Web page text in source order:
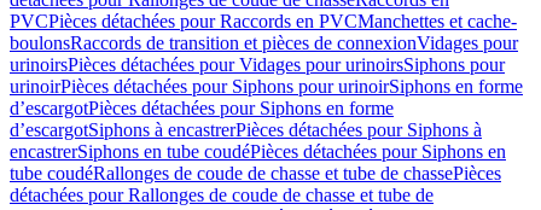
PVCPièces détachées pour Raccords en PVCManchettes et cache-
boulonsRaccords de transition et pièces de connexionVidages pour
urinoirsPièces détachées pour Vidages pour urinoirsSiphons pour
urinoirPièces détachées pour Siphons pour urinoirSiphons en forme
d’escargotPièces détachées pour Siphons en forme
d’escargotSiphons à encastrerPièces détachées pour Siphons à
encastrerSiphons en tube coudéPièces détachées pour Siphons en
tube coudéRallonges de coude de chasse et tube de chassePièces
détachées pour Rallonges de coude de chasse et tube de